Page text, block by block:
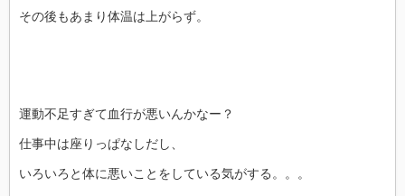
その後もあまり体温は上がらず。
運動不足すぎて血行が悪いんかなー？
仕事中は座りっぱなしだし、
いろいろと体に悪いことをしている気がする。。。